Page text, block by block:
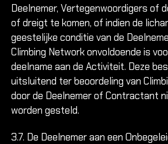
Deelnemer, Vertegenwoordigers of
of dreigt te komen, of indien de
geestelijke conditie van de
Climbing Network onvoldoende is
deelname aan de Activiteit. Deze
uitsluitend ter beoordeling van
door de Deelnemer of Contractant
worden gesteld.
3.7. De Deelnemer aan een